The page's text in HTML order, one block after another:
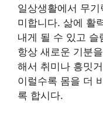
일상생활에서 무
미합니다. 삶에 활
내게 될 수 있고 슬
항상 새로운 기분
해서 취미나 흥밋
이럴수록 몸을 더
록 합시다.